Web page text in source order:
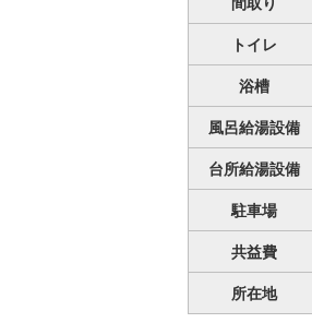
トイレ
浴槽
風呂給湯設備
台所給湯設備
駐車場
共益費
所在地